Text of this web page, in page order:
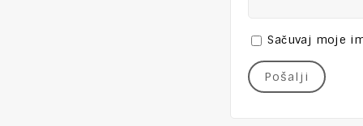
Sačuvaj moje